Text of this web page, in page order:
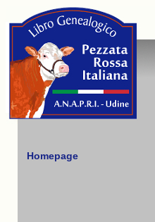
Homepage